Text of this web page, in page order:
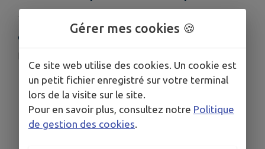
COORDONNÉES
0765676662
Gérer mes cookies 🍪
Ce site web utilise des cookies. Un cookie est
un petit fichier enregistré sur votre terminal
lors de la visite sur le site.
Pour en savoir plus, consultez notre Politique
de gestion des cookies.